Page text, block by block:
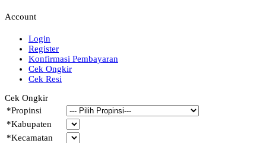
Account
Login
Register
Konfirmasi Pembayaran
Cek Ongkir
Cek Resi
Cek Ongkir
*Propinsi
*Kabupaten
*Kecamatan